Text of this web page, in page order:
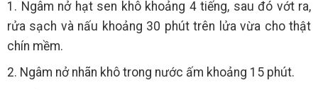
1. Ngâm nở hạt sen khô khoảng 4 tiếng, sau đó vớt ra,
rửa sạch và nấu khoảng 30 phút trên lửa vừa cho thật
chín mềm.
2. Ngâm nở nhãn khô trong nước ấm khoảng 15 phút.